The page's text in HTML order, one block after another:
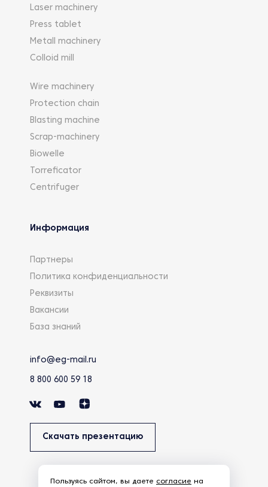
Laser machinery
Press tablet
Metall machinery
Colloid mill
Wire machinery
Protection chain
Blasting machine
Scrap-machinery
Biowelle
Torreficator
Centrifuger
Информация
Партнеры
Политика конфиденциальности
Реквизиты
Вакансии
База знаний
info@eg-mail.ru
8 800 600 59 18
Скачать презентацию
Пользуясь сайтом, вы даете согласие на